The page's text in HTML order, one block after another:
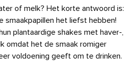
of melk? Het korte antwoord is:
smaakpapillen het liefst hebben!
plantaardige shakes met haver-,
omdat het de smaak romiger
voldoening geeft om te drinken.